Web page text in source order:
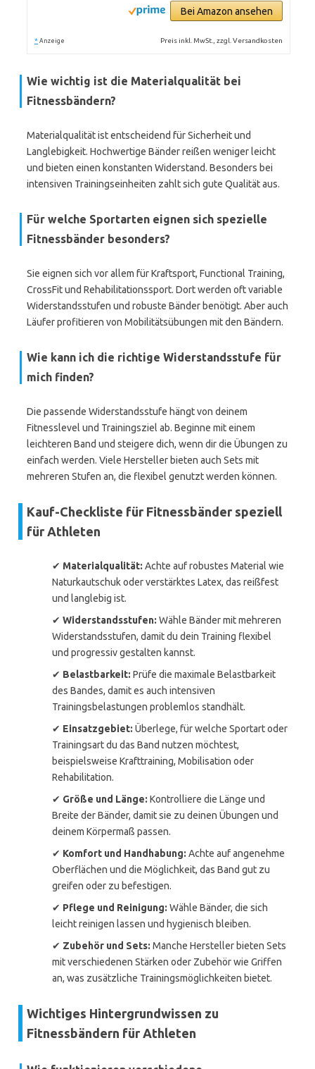
Bei Amazon ansehen
* Anzeige Preis inkl. MwSt., zzgl. Versandkosten
Wie wichtig ist die Materialqualität bei
Fitnessbändern?
Materialqualität ist entscheidend für Sicherheit und
Langlebigkeit. Hochwertige Bänder reißen weniger leicht
und bieten einen konstanten Widerstand. Besonders bei
intensiven Trainingseinheiten zahlt sich gute Qualität aus.
Für welche Sportarten eignen sich spezielle
Fitnessbänder besonders?
Sie eignen sich vor allem für Kraftsport, Functional Training,
CrossFit und Rehabilitationssport. Dort werden oft variable
Widerstandsstufen und robuste Bänder benötigt. Aber auch
Läufer profitieren von Mobilitätsübungen mit den Bändern.
Wie kann ich die richtige Widerstandsstufe für
mich finden?
Die passende Widerstandsstufe hängt von deinem
Fitnesslevel und Trainingsziel ab. Beginne mit einem
leichteren Band und steigere dich, wenn dir die Übungen zu
einfach werden. Viele Hersteller bieten auch Sets mit
mehreren Stufen an, die flexibel genutzt werden können.
Kauf-Checkliste für Fitnessbänder speziell
für Athleten
✔ Materialqualität: Achte auf robustes Material wie
Naturkautschuk oder verstärktes Latex, das reißfest
und langlebig ist.
✔ Widerstandsstufen: Wähle Bänder mit mehreren
Widerstandsstufen, damit du dein Training flexibel
und progressiv gestalten kannst.
✔ Belastbarkeit: Prüfe die maximale Belastbarkeit
des Bandes, damit es auch intensiven
Trainingsbelastungen problemlos standhält.
✔ Einsatzgebiet: Überlege, für welche Sportart oder
Trainingsart du das Band nutzen möchtest,
beispielsweise Krafttraining, Mobilisation oder
Rehabilitation.
✔ Größe und Länge: Kontrolliere die Länge und
Breite der Bänder, damit sie zu deinen Übungen und
deinem Körpermaß passen.
✔ Komfort und Handhabung: Achte auf angenehme
Oberflächen und die Möglichkeit, das Band gut zu
greifen oder zu befestigen.
✔ Pflege und Reinigung: Wähle Bänder, die sich
leicht reinigen lassen und hygienisch bleiben.
✔ Zubehör und Sets: Manche Hersteller bieten Sets
mit verschiedenen Stärken oder Zubehör wie Griffen
an, was zusätzliche Trainingsmöglichkeiten bietet.
Wichtiges Hintergrundwissen zu
Fitnessbändern für Athleten